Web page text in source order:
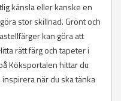
känsla eller kanske en
stor skillnad. Grönt och
kan göra att
rätt färg och tapeter i
Köksportalen hittar du
när du ska tänka